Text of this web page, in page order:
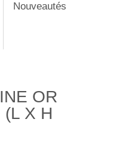
Nouveautés
OR
X H